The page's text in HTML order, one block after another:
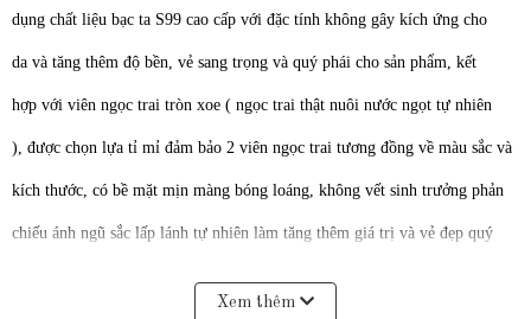
dụng chất liệu bạc ta S99 cao cấp với đặc tính không gây kích ứng cho
da và tăng thêm độ bền, vẻ sang trọng và quý phái cho sản phẩm, kết
hợp với viên ngọc trai tròn xoe ( ngọc trai thật nuôi nước ngọt tự nhiên
), được chọn lựa tỉ mỉ đảm bảo 2 viên ngọc trai tương đồng về màu sắc và
kích thước, có bề mặt mịn màng bóng loáng, không vết sinh trưởng phản
chiếu ánh ngũ sắc lấp lánh tự nhiên làm tăng thêm giá trị và vẻ đẹp quý
Xem thêm